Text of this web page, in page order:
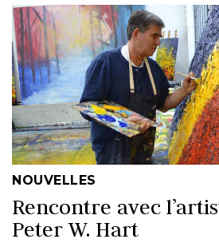
NOUVELLES
Rencontre avec
Peter W. Hart